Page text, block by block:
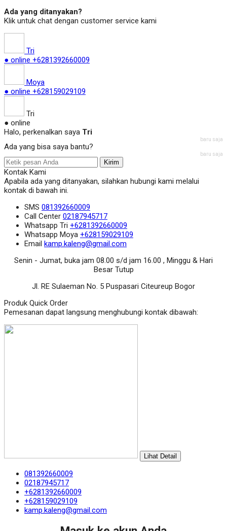
Ada yang ditanyakan?
Klik untuk chat dengan customer service kami
Tri
● online +6281392660009
Moya
● online +628159029109
Tri
● online
Halo, perkenalkan saya Tri
baru saja
Ada yang bisa saya bantu?
baru saja
Kirim
Kontak Kami
Apabila ada yang ditanyakan, silahkan hubungi kami melalui
kontak di bawah ini.
SMS 081392660009
Call Center 02187945717
Whatsapp Tri +6281392660009
Whatsapp Moya +628159029109
Email kamp.kaleng@gmail.com
Senin - Jumat, buka jam 08.00 s/d jam 16.00 , Minggu & Hari
Besar Tutup
Jl. RE Sulaeman No. 5 Puspasari Citeureup Bogor
Produk Quick Order
Pemesanan dapat langsung menghubungi kontak dibawah:
Lihat Detail
081392660009
02187945717
+6281392660009
+628159029109
kamp.kaleng@gmail.com